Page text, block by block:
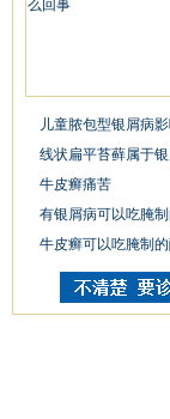
儿童脓包型银屑病
线状扁平苔藓属于
牛皮癣痛苦
有银屑病可以吃腌
牛皮癣可以吃腌制